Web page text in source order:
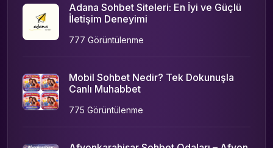
Adana Sohbet Siteleri: En İyi ve Güçlü
İletişim Deneyimi
777 Görüntülenme
Mobil Sohbet Nedir? Tek Dokunuşla
Canlı Muhabbet
775 Görüntülenme